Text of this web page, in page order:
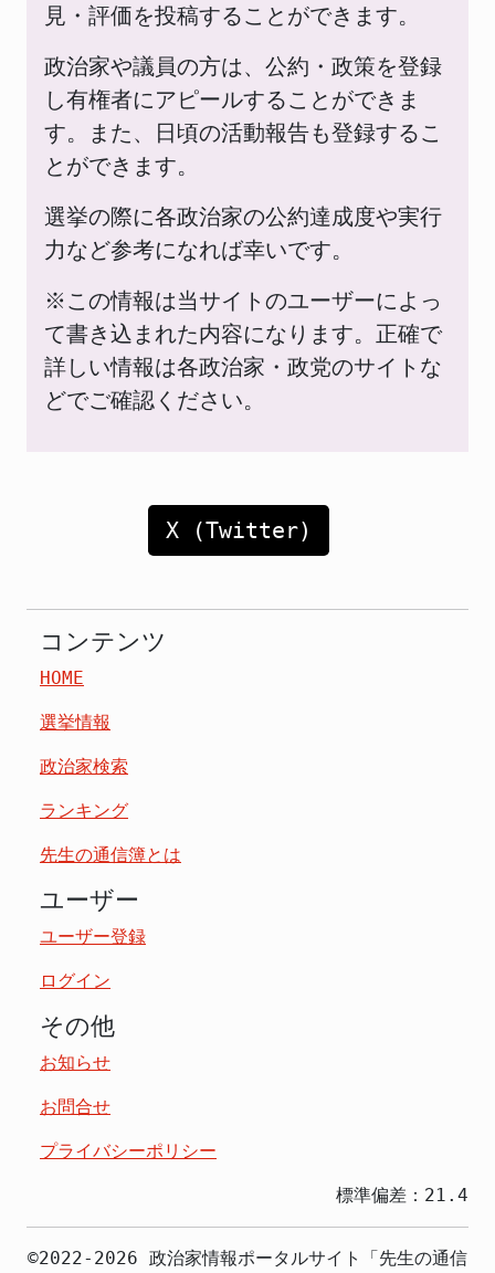
見・評価を投稿することができます。
政治家や議員の方は、公約・政策を登録
し有権者にアピールすることができま
す。また、日頃の活動報告も登録するこ
とができます。
選挙の際に各政治家の公約達成度や実行
力など参考になれば幸いです。
※この情報は当サイトのユーザーによっ
て書き込まれた内容になります。正確で
詳しい情報は各政治家・政党のサイトな
どでご確認ください。
X (Twitter)
コンテンツ
HOME
選挙情報
政治家検索
ランキング
先生の通信簿とは
ユーザー
ユーザー登録
ログイン
その他
お知らせ
お問合せ
プライバシーポリシー
標準偏差：21.4
©2022-2026 政治家情報ポータルサイト「先生の通信